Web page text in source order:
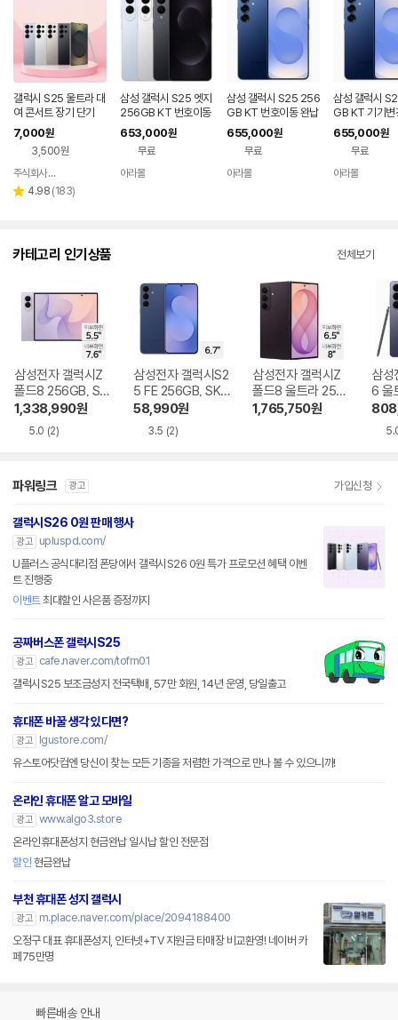
인
을
안
내
를
나
타
는
표
갤럭시 S25 울트라 대
여 콘서트 장기 단기
7,000원
3,500원
페이
주식회사 폰빌리지
별 4.98 리
(183)
삼성 갤럭시 S25 엣지
256GB KT 번호이동
완납 80요금제
653,000원
무료
아라몰
삼성 갤럭시 S25 256
GB KT 번호이동 완납
80요금제
655,000원
무료
아라몰
삼성 갤럭시
GB KT 기기변
655,000원
무료
아라몰
카테고리 인기상품 전체보기
삼성전자 갤럭시Z
폴드8 256GB, SK
T 기기변경 완납
1,338,990원
5.0 (2)
삼성전자 갤럭시S2
5 FE 256GB, SKT
기기변경 완납
58,990원
3.5 (2)
삼성전자 갤럭시Z
폴드8 울트라 256
GB, SKT 기기변경
1,765,750원
삼성
6 울
SKT
파워링크 광고 가입신청
갤럭시S26 0원 판매 행사
광고
upluspd.com/
U플러스 공식대리점 폰당에서 갤럭시S26 0원 특가 프로모션 혜택 이벤
트 진행중
이벤트최대할인 사은품 증정까지
공짜버스폰 갤럭시S25
광고
cafe.naver.com/tofm01
갤럭시S25 보조금성지 전국택배, 57만 회원, 14년 운영, 당일출고
휴대폰 바꿀 생각 있다면?
광고
lgustore.com/
유스토어닷컴엔 당신이 찾는 모든 기종을 저렴한 가격으로 만나 볼 수 있으니까!
온라인 휴대폰 알고 모바일
광고 www.algo3.store
온라인휴대폰성지 현금완납 일시납 할인 전문점
할인 현금완납
부천 휴대폰 성지 갤럭시
광고
m.place.naver.com/place/2094188400
오정구 대표 휴대폰성지, 인터넷+TV 지원금 타매장 비교환영! 네이버 카
페75만명
빠른배송 안내